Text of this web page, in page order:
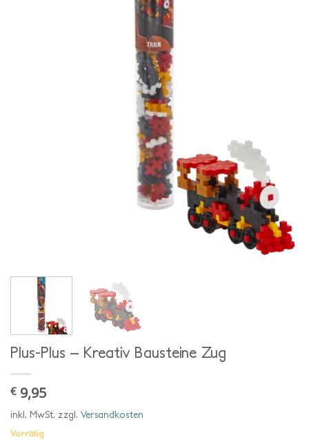
Plus-Plus – Kreativ Bausteine Zug
€ 9,95
inkl. MwSt. zzgl. Versandkosten
Vorrätig